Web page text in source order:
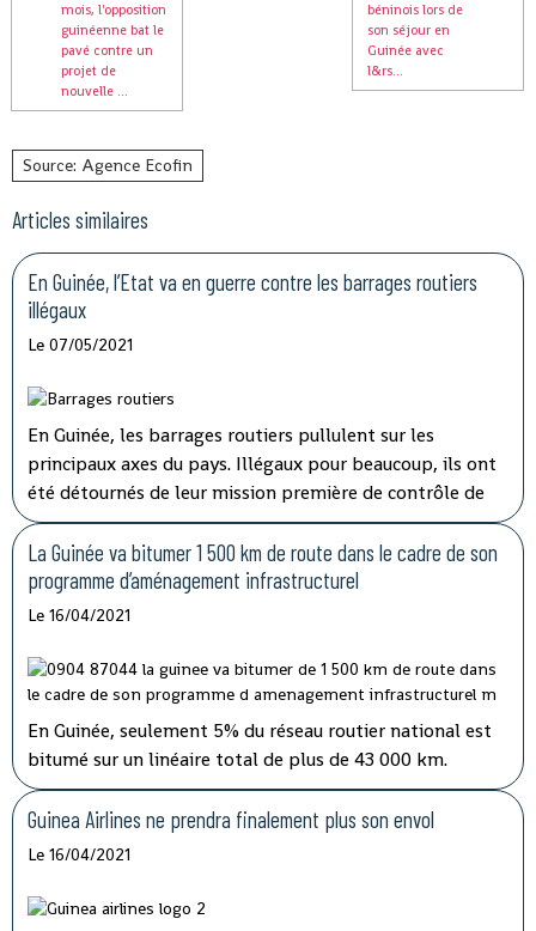
mois, l'opposition
guinéenne bat le
pavé contre un
projet de
nouvelle ...
béninois lors de
son séjour en
Guinée avec
l&rs...
Source: Agence Ecofin
Articles similaires
En Guinée, l’Etat va en guerre contre les barrages routiers
illégaux
Le 07/05/2021
En Guinée, les barrages routiers pullulent sur les
principaux axes du pays. Illégaux pour beaucoup, ils ont
été détournés de leur mission première de contrôle de
sécurité pour devenir des niches de rançonnement. Le
préjudice causé aux transporteurs et aux usagers de la
route est important.
La Guinée va bitumer 1 500 km de route dans le cadre de son
programme d’aménagement infrastructurel
Le 16/04/2021
En Guinée, seulement 5% du réseau routier national est
bitumé sur un linéaire total de plus de 43 000 km.
Jusqu’ici, les fonds alloués à l’entretien routier sont
insuffisants alors que plusieurs axes vitaux du pays sont
dans un état critique.
Guinea Airlines ne prendra finalement plus son envol
Le 16/04/2021